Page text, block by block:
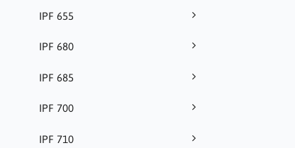
IPF 655
IPF 680
IPF 685
IPF 700
IPF 710